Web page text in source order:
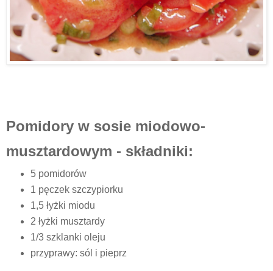
Pomidory w sosie miodowo-
musztardowym - składniki:
5 pomidorów
1 pęczek szczypiorku
1,5 łyżki miodu
2 łyżki musztardy
1/3 szklanki oleju
przyprawy: sól i pieprz